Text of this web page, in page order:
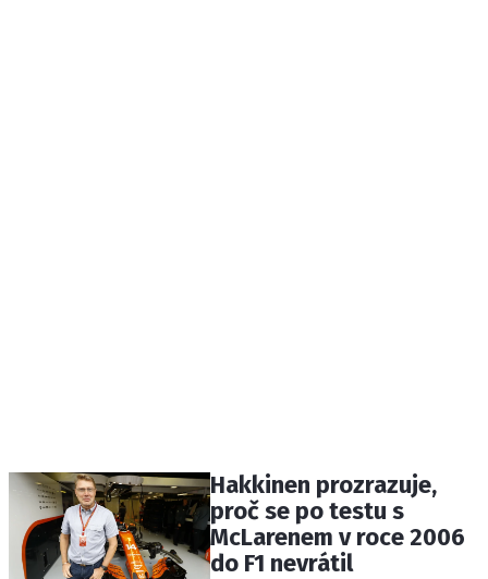
Hakkinen prozrazuje,
proč se po testu s
McLarenem v roce 2006
do F1 nevrátil